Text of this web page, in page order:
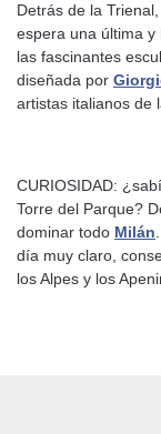
Detrás de la
espera una última
las fascinantes
diseñada por
artistas italianos de
CURIOSIDAD:
Torre del Parque?
dominar todo Milán
día muy claro,
los Alpes y los